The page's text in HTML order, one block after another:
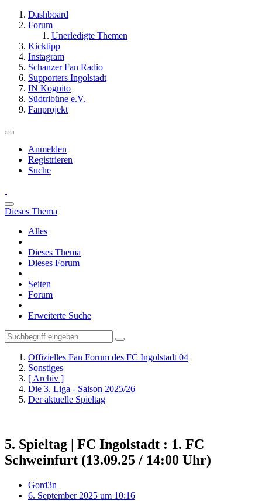
Dashboard
Forum
Unerledigte Themen
Kicktipp
Instagram
Schanzer Fan Radio
Supporters Ingolstadt
IN Kognito
Südtribüne e.V.
Fanprojekt
Anmelden
Registrieren
Suche
Dieses Thema
Alles
Dieses Thema
Dieses Forum
Seiten
Forum
Erweiterte Suche
Offizielles Fan Forum des FC Ingolstadt 04
Sonstiges
[ Archiv ]
Die 3. Liga - Saison 2025/26
Der aktuelle Spieltag
5. Spieltag | FC Ingolstadt : 1. FC
Schweinfurt (13.09.25 / 14:00 Uhr)
Gord3n
6. September 2025 um 10:16